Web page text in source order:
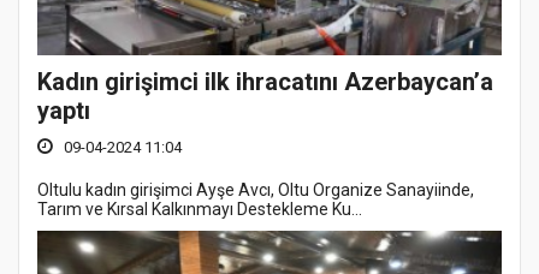
Kadın girişimci ilk ihracatını Azerbaycan’a
yaptı
09-04-2024 11:04
Oltulu kadın girişimci Ayşe Avcı, Oltu Organize Sanayiinde,
Tarım ve Kırsal Kalkınmayı Destekleme Ku...